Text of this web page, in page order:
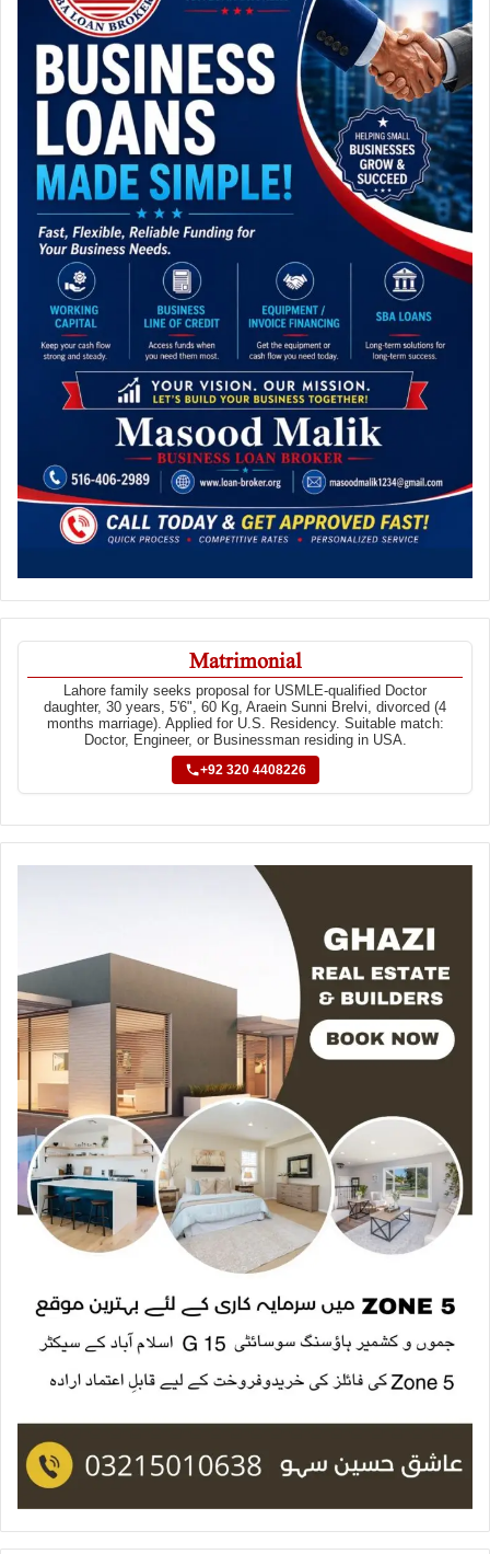
Matrimonial
Lahore family seeks proposal for USMLE-qualified Doctor
daughter, 30 years, 5'6", 60 Kg, Araein Sunni Brelvi, divorced (4
months marriage). Applied for U.S. Residency. Suitable match:
Doctor, Engineer, or Businessman residing in USA.
+92 320 4408226